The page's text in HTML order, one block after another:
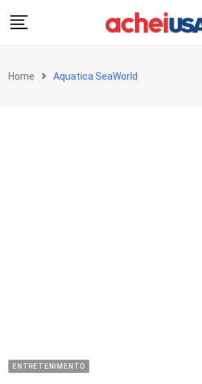
Home Aquatica SeaWorld
ENTRETENIMENTO